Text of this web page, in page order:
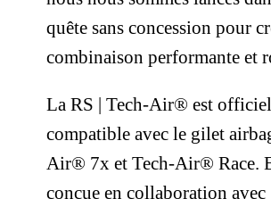
quête sans concession pour
combinaison performante et
La RS | Tech-Air® est
compatible avec le gilet
Air® 7x et Tech-Air® Race.
conçue en collaboration avec